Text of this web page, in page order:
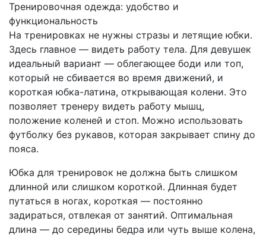
Тренировочная одежда: удобство и
функциональность
На тренировках не нужны стразы и летящие юбки.
Здесь главное — видеть работу тела. Для девушек
идеальный вариант — облегающее боди или топ,
который не сбивается во время движений, и
короткая юбка-латина, открывающая колени. Это
позволяет тренеру видеть работу мышц,
положение коленей и стоп. Можно использовать
футболку без рукавов, которая закрывает спину до
пояса.
Юбка для тренировок не должна быть слишком
длинной или слишком короткой. Длинная будет
путаться в ногах, короткая — постоянно
задираться, отвлекая от занятий. Оптимальная
длина — до середины бедра или чуть выше колена,